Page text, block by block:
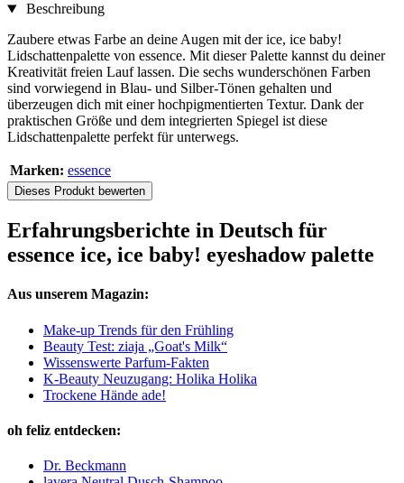
Beschreibung
Zaubere etwas Farbe an deine Augen mit der ice, ice baby!
Lidschattenpalette von essence. Mit dieser Palette kannst du deiner
Kreativität freien Lauf lassen. Die sechs wunderschönen Farben
sind vorwiegend in Blau- und Silber-Tönen gehalten und
überzeugen dich mit einer hochpigmentierten Textur. Dank der
praktischen Größe und dem integrierten Spiegel ist diese
Lidschattenpalette perfekt für unterwegs.
Marken: essence
Dieses Produkt bewerten
Erfahrungsberichte in Deutsch für
essence ice, ice baby! eyeshadow palette
Aus unserem Magazin:
Make-up Trends für den Frühling
Beauty Test: ziaja „Goat's Milk“
Wissenswerte Parfum-Fakten
K-Beauty Neuzugang: Holika Holika
Trockene Hände ade!
oh feliz entdecken:
Dr. Beckmann